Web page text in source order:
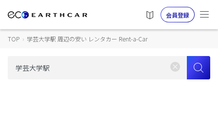
会員登録
TOP › 学芸大学駅 周辺の安い レンタカー Rent-a-Car